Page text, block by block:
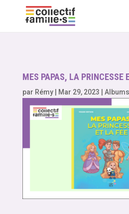
MES PAPAS, LA PRINCESSE
par Rémy| Mar 29, 2023